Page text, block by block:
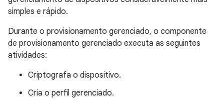
simples e rápido.
Durante o provisionamento gerenciado, o componente
de provisionamento gerenciado executa as seguintes
atividades:
Criptografa o dispositivo.
Cria o perfil gerenciado.